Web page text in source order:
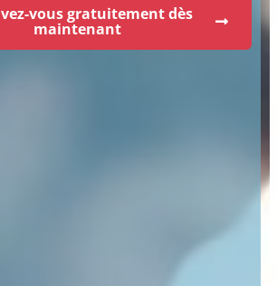
vous gratuitement dès
maintenant